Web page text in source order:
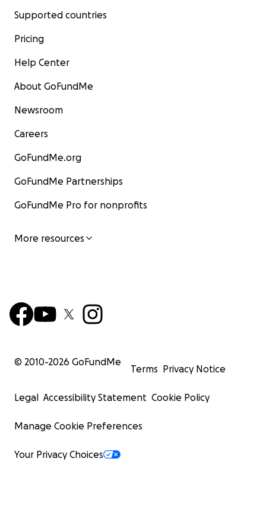
Supported countries
Pricing
Help Center
About GoFundMe
Newsroom
Careers
GoFundMe.org
GoFundMe Partnerships
GoFundMe Pro for nonprofits
More resources
© 2010-2026 GoFundMe
Terms Privacy Notice
Legal Accessibility Statement Cookie Policy
Manage Cookie Preferences
Your Privacy Choices